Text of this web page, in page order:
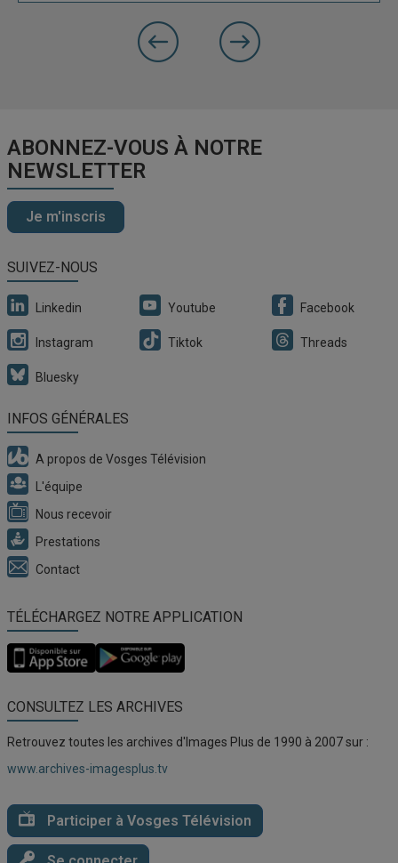
ABONNEZ-VOUS À NOTRE
NEWSLETTER
Je m'inscris
SUIVEZ-NOUS
Linkedin Youtube Facebook
Instagram Tiktok Threads
Bluesky
INFOS GÉNÉRALES
A propos de Vosges Télévision
L'équipe
Nous recevoir
Prestations
Contact
TÉLÉCHARGEZ NOTRE APPLICATION
Application
Vosges
pour
Application
Vosges
CONSULTEZ LES ARCHIVES
Retrouvez toutes les archives d'Images Plus de 1990 à 2007 sur :
www.archives-imagesplus.tv
Participer à Vosges Télévision